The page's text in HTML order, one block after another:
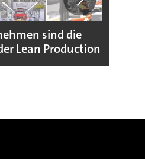
sind die
Lean Production